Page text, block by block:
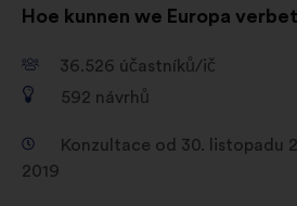
Hoe kunnen we Europa
36.526 účastníků/ič
592 návrhů
Konzultace od 30. listopadu
2019